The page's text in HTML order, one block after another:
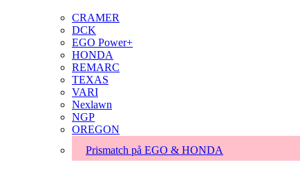
CRAMER
DCK
EGO Power+
HONDA
REMARC
TEXAS
VARI
Nexlawn
NGP
OREGON
Prismatch på EGO & HONDA